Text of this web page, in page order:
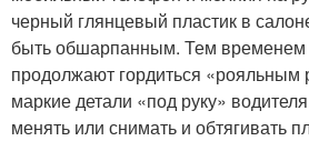
черный глянцевый пластик в
быть обшарпанным. Тем временем
продолжают гордиться «рояльным
маркие детали «под руку»
менять или снимать и обтягивать